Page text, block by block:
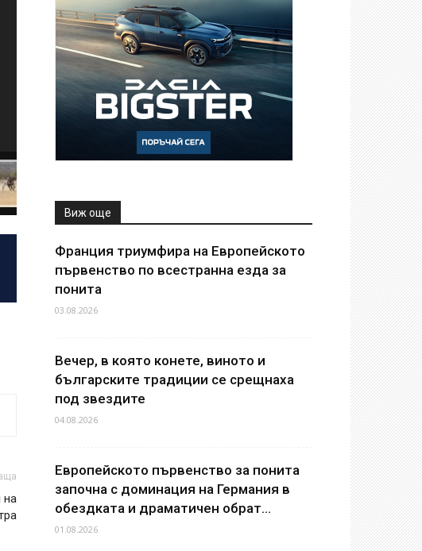
на
Виж още
Франция триумфира на Европейското
първенство по всестранна езда за
понита
03.08.2026
Вечер, в която конете, виното и
българските традиции се срещнаха
под звездите
04.08.2026
Европейското първенство за понита
започна с доминация на Германия в
обездката и драматичен обрат...
01.08.2026